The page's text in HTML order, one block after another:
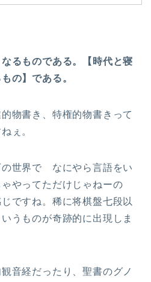
るものである。【時代と寝
の】である。
物書き、特権的物書きって
ぇ。
の世界で なにやら言語をい
やってただけじゃねーの
ですね。稀に将棋盤七段以
うものが奇跡的に出現しま
音経だったり、聖書のグノ